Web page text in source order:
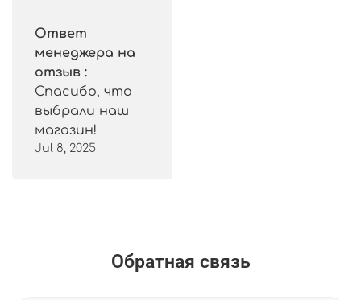
Ответ
менеджера на
отзыв :
Спасибо, что
выбрали наш
магазин!
Jul 8, 2025
Обратная связь